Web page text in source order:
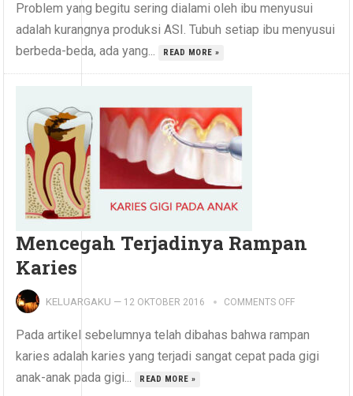
Problem yang begitu sering dialami oleh ibu menyusui
adalah kurangnya produksi ASI. Tubuh setiap ibu menyusui
berbeda-beda, ada yang...
READ MORE »
Mencegah Terjadinya Rampan
Karies
KELUARGAKU — 12 OKTOBER 2016 COMMENTS OFF
Pada artikel sebelumnya telah dibahas bahwa rampan
karies adalah karies yang terjadi sangat cepat pada gigi
anak-anak pada gigi...
READ MORE »